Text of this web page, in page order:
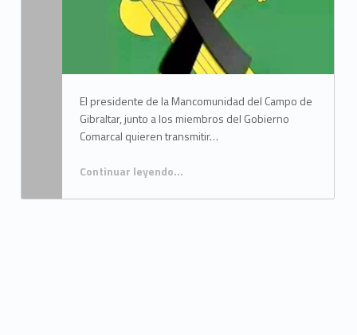
El presidente de la Mancomunidad del Campo de
Gibraltar, junto a los miembros del Gobierno
Comarcal quieren transmitir…
Continuar leyendo…